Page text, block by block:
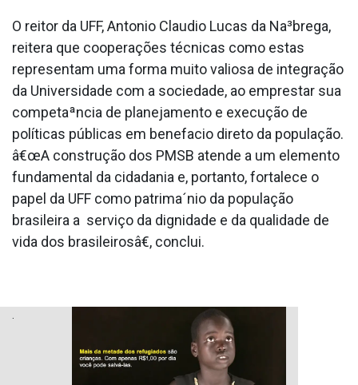
O reitor da UFF, Antonio Claudio Lucas da Na³brega,
reitera que cooperações técnicas como estas
representam uma forma muito valiosa de integração
da Universidade com a sociedade, ao emprestar sua
competaªncia de planejamento e execução de
políticas públicas em benefa­cio direto da população.
â€œA construção dos PMSB atende a um elemento
fundamental da cidadania e, portanto, fortalece o
papel da UFF como patrima´nio da população
brasileira a serviço da dignidade e da qualidade de
vida dos brasileirosâ€, conclui.